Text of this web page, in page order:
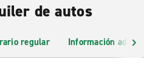
de autos
regular Información